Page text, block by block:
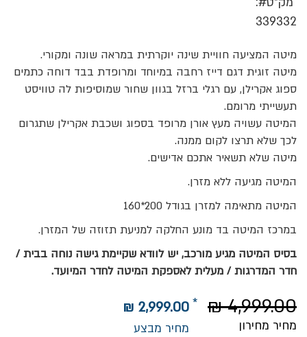
339332
מיטה המציעה חוויית שינה יוקרתית במראה שונה ומקורי.
מיטה זוגית דגם דייז רחבה במיוחד ומרופדת בבד דוחה כתמים
ספוג אקרילן, עם רגלי ברזל בגוון שחור שמוסיפות לה טוויסט
תעשייתי מרומם.
המיטה עשויה מעץ אורן מרופד בספוג ושכבת אקרילן שתגרום
לכך שלא תרצו לקום ממנה.
מיטה שלא תשאיר אתכם אדישים.
המיטה מגיעה ללא מזרן.
המיטה מתאימה למזרן בגודל 200*160
במרכז המיטה בד מונע החלקה למניעת תזוזה של המזרן.
בסיס המיטה מגיע מורכב, יש לוודא שקיימת גישה נוחה בבית /
חדר המדרגות / מעלית לאספקת המיטה לחדר המיועד.
מחיר מבצע
2,999.00 ₪
מחיר מחירון
4,999.00 ₪